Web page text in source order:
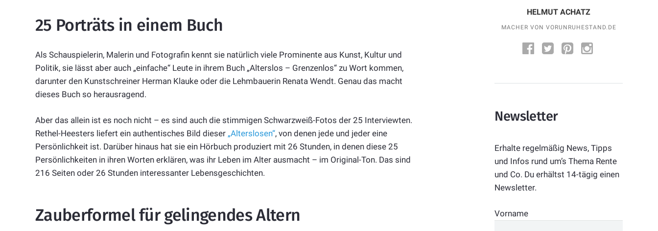
25 Porträts in einem Buch
Als Schauspielerin, Malerin und Fotografin kennt sie natürlich viele Prominente aus Kunst, Kultur und
Politik, sie lässt aber auch „einfache“ Leute in ihrem Buch „Alterslos – Grenzenlos“ zu Wort kommen,
darunter den Kunstschreiner Herman Klauke oder die Lehmbauerin Renata Wendt. Genau das macht
dieses Buch so herausragend.
Aber das allein ist es noch nicht – es sind auch die stimmigen Schwarzweiß-Fotos der 25 Interviewten.
Rethel-Heesters liefert ein authentisches Bild dieser „Alterslosen“, von denen jede und jeder eine
Persönlichkeit ist. Darüber hinaus hat sie ein Hörbuch produziert mit 26 Stunden, in denen diese 25
Persönlichkeiten in ihren Worten erklären, was ihr Leben im Alter ausmacht – im Original-Ton. Das sind
216 Seiten oder 26 Stunden interessanter Lebensgeschichten.
Zauberformel für gelingendes Altern
HELMUT ACHATZ
MACHER VON VORUNRUHESTAND.DE
Newsletter
Erhalte regelmäßig News, Tipps
und Infos rund um’s Thema Rente
und Co. Du erhältst 14-tägig einen
Newsletter.
Vorname